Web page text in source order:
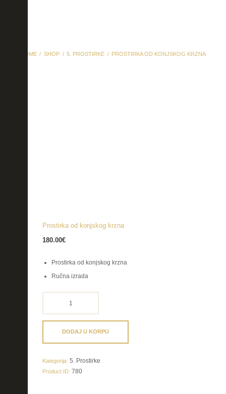
HOME SHOP 5. PROSTIRKE PROSTIRKA OD KONJSKOG KRZNA
Prostirka od konjskog krzna
180.00€
Prostirka od konjskog krzna
Ručna izrada
DODAJ U KORPU
Kategorija: 5. Prostirke
Product ID: 780